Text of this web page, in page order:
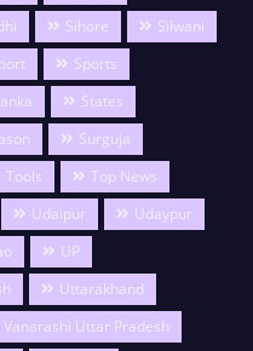
Sihore
Silwani
Sports
States
Surguja
Tools
Top News
Udaipur
Udaypur
UP
Uttarakhand
Vanarashi Uttar Pradesh